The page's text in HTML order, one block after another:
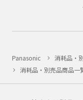
Panasonic
消耗品・
消耗品・別売品商品一